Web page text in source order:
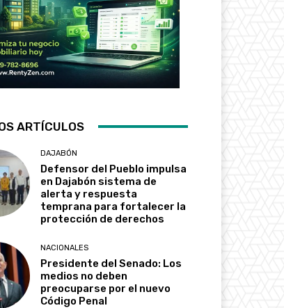
ARTÍCULOS
DAJABÓN
Defensor del Pueblo impulsa
en Dajabón sistema de
alerta y respuesta
temprana para fortalecer la
protección de derechos
NACIONALES
Presidente del Senado: Los
medios no deben
preocuparse por el nuevo
Código Penal